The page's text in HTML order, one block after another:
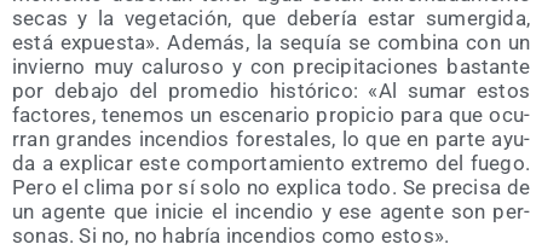
secas y la vege­ta­ción, que debe­ría estar sumer­gi­da,
está expues­ta». Ade­más, la sequía se com­bi­na con un
invierno muy calu­ro­so y con pre­ci­pi­ta­cio­nes bas­tan­te
por deba­jo del pro­me­dio his­tó­ri­co: «Al sumar estos
fac­to­res, tene­mos un esce­na­rio pro­pi­cio para que ocu­
rran gran­des incen­dios fores­ta­les, lo que en par­te ayu­
da a expli­car este com­por­ta­mien­to extre­mo del fue­go.
Pero el cli­ma por sí solo no expli­ca todo. Se pre­ci­sa de
un agen­te que ini­cie el incen­dio y ese agen­te son per­
so­nas. Si no, no habría incen­dios como estos».